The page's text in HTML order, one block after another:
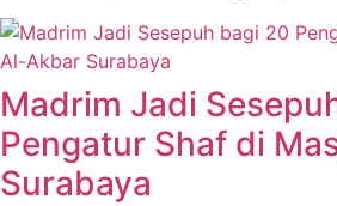
Madrim Jadi
Pengatur Shaf di
Surabaya